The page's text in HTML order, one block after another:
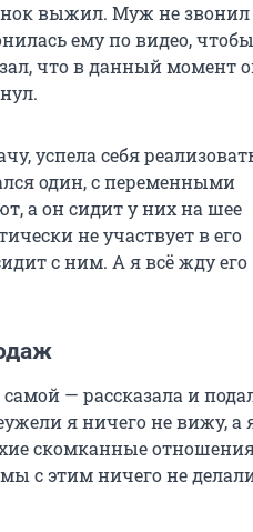
выжил. Муж не звонил
ему по видео, чтобы
что в данный момент
успела себя
один, с переменными
а он сидит у них на шее
не участвует в его
с ним. А я всё жду его
— рассказала и
я ничего не вижу, а
скомканные
с этим ничего не